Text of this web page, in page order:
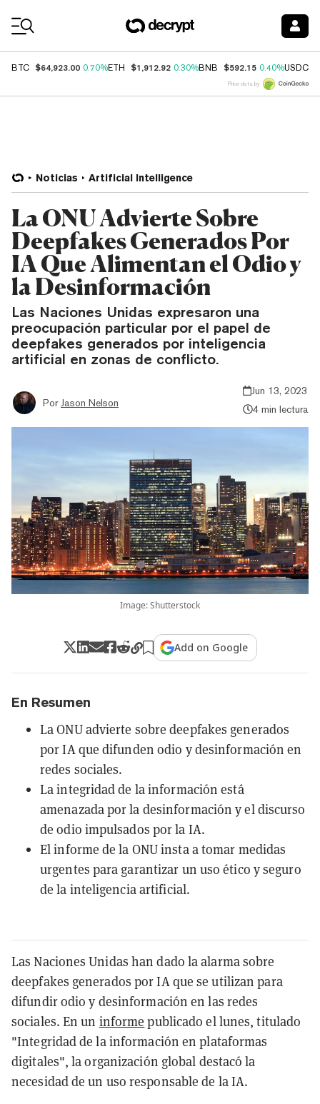
BTC $64,923.00 0.70%ETH $1,912.92 0.30%BNB $592.15 0.40%USDC
Price data by
Noticias Artificial Intelligence
La ONU Advierte Sobre
Deepfakes Generados Por
IA Que Alimentan el Odio y
la Desinformación
Las Naciones Unidas expresaron una
preocupación particular por el papel de
deepfakes generados por inteligencia
artificial en zonas de conflicto.
Por Jason Nelson
Jun 13, 2023
4 min lectura
Image: Shutterstock
Add on Google
En Resumen
La ONU advierte sobre deepfakes generados
por IA que difunden odio y desinformación en
redes sociales.
La integridad de la información está
amenazada por la desinformación y el discurso
de odio impulsados por la IA.
El informe de la ONU insta a tomar medidas
urgentes para garantizar un uso ético y seguro
de la inteligencia artificial.
Las Naciones Unidas han dado la alarma sobre
deepfakes generados por IA que se utilizan para
difundir odio y desinformación en las redes
sociales. En un informe publicado el lunes, titulado
"Integridad de la información en plataformas
digitales", la organización global destacó la
necesidad de un uso responsable de la IA.